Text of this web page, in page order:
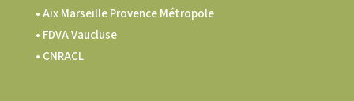
• Aix Marseille Provence Métropole
• FDVA Vaucluse
• CNRACL